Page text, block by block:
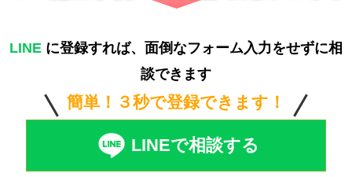
LINEに登録すれば、面倒なフォーム入力をせずに相
談できます
簡単！３秒で登録できます！
LINEで相談する